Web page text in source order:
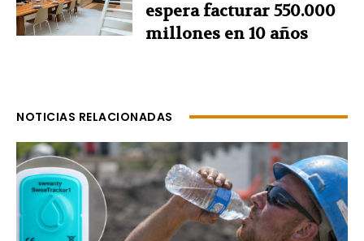
espera facturar 550.000
millones en 10 años
NOTICIAS RELACIONADAS